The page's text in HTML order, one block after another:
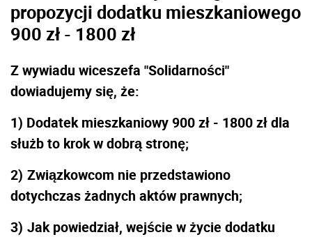
propozycji dodatku mieszkaniowego
900 zł - 1800 zł
Z wywiadu wiceszefa "Solidarności"
dowiadujemy się, że:
1) Dodatek mieszkaniowy 900 zł - 1800 zł dla
służb to krok w dobrą stronę;
2) Związkowcom nie przedstawiono
dotychczas żadnych aktów prawnych;
3) Jak powiedział, wejście w życie dodatku